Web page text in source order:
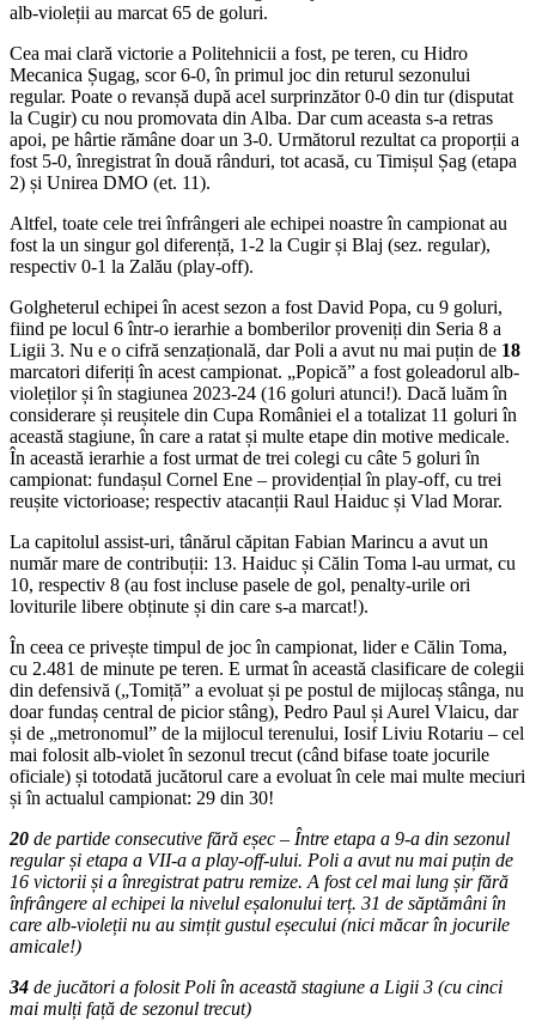
alb-violeții au marcat 65 de goluri.
Cea mai clară victorie a Politehnicii a fost, pe teren, cu Hidro
Mecanica Șugag, scor 6-0, în primul joc din returul sezonului
regular. Poate o revanșă după acel surprinzător 0-0 din tur (disputat
la Cugir) cu nou promovata din Alba. Dar cum aceasta s-a retras
apoi, pe hârtie rămâne doar un 3-0. Următorul rezultat ca proporții a
fost 5-0, înregistrat în două rânduri, tot acasă, cu Timișul Șag (etapa
2) și Unirea DMO (et. 11).
Altfel, toate cele trei înfrângeri ale echipei noastre în campionat au
fost la un singur gol diferență, 1-2 la Cugir și Blaj (sez. regular),
respectiv 0-1 la Zalău (play-off).
Golgheterul echipei în acest sezon a fost David Popa, cu 9 goluri,
fiind pe locul 6 într-o ierarhie a bomberilor proveniți din Seria 8 a
Ligii 3. Nu e o cifră senzațională, dar Poli a avut nu mai puțin de 18
marcatori diferiți în acest campionat. „Popică” a fost goleadorul alb-
violeților și în stagiunea 2023-24 (16 goluri atunci!). Dacă luăm în
considerare și reușitele din Cupa României el a totalizat 11 goluri în
această stagiune, în care a ratat și multe etape din motive medicale.
În această ierarhie a fost urmat de trei colegi cu câte 5 goluri în
campionat: fundașul Cornel Ene – providențial în play-off, cu trei
reușite victorioase; respectiv atacanții Raul Haiduc și Vlad Morar.
La capitolul assist-uri, tânărul căpitan Fabian Marincu a avut un
număr mare de contribuții: 13. Haiduc și Călin Toma l-au urmat, cu
10, respectiv 8 (au fost incluse pasele de gol, penalty-urile ori
loviturile libere obținute și din care s-a marcat!).
În ceea ce privește timpul de joc în campionat, lider e Călin Toma,
cu 2.481 de minute pe teren. E urmat în această clasificare de colegii
din defensivă („Tomiță” a evoluat și pe postul de mijlocaș stânga, nu
doar fundaș central de picior stâng), Pedro Paul și Aurel Vlaicu, dar
și de „metronomul” de la mijlocul terenului, Iosif Liviu Rotariu – cel
mai folosit alb-violet în sezonul trecut (când bifase toate jocurile
oficiale) și totodată jucătorul care a evoluat în cele mai multe meciuri
și în actualul campionat: 29 din 30!
20 de partide consecutive fără eșec – Între etapa a 9-a din sezonul
regular și etapa a VII-a a play-off-ului. Poli a avut nu mai puțin de
16 victorii și a înregistrat patru remize. A fost cel mai lung șir fără
înfrângere al echipei la nivelul eșalonului terț. 31 de săptămâni în
care alb-violeții nu au simțit gustul eșecului (nici măcar în jocurile
amicale!)
34 de jucători a folosit Poli în această stagiune a Ligii 3 (cu cinci
mai mulți față de sezonul trecut)